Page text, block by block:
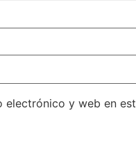
electrónico y web en